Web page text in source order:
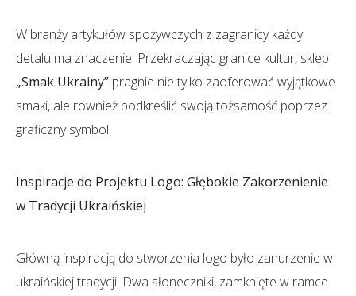
W branży artykułów spożywczych z zagranicy każdy
detalu ma znaczenie. Przekraczając granice kultur, sklep
„Smak Ukrainy” pragnie nie tylko zaoferować wyjątkowe
smaki, ale również podkreślić swoją tożsamość poprzez
graficzny symbol.
Inspiracje do Projektu Logo: Głębokie Zakorzenienie
w Tradycji Ukraińskiej
Główną inspiracją do stworzenia logo było zanurzenie w
ukraińskiej tradycji. Dwa słoneczniki, zamknięte w ramce